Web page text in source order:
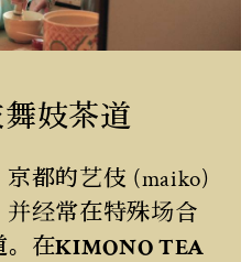
妓茶道
都的艺伎 (maiko)
经常在特殊场合
。在KIMONO TEA